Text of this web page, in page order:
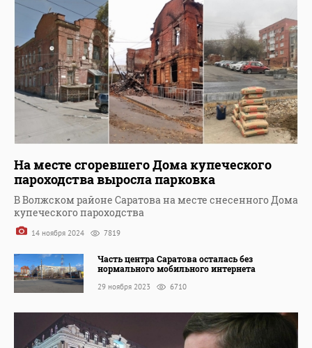
На месте сгоревшего Дома купеческого
пароходства выросла парковка
В Волжском районе Саратова на месте снесенного Дома
купеческого пароходства
14 ноября 2024 7819
Часть центра Саратова осталась без
нормального мобильного интернета
29 ноября 2023 6710